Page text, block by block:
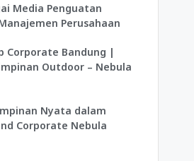
Media Penguatan
Perusahaan
Corporate Bandung |
Outdoor – Nebula
Nyata dalam
Corporate Nebula